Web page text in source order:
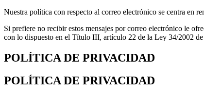
Nuestra política con respecto al correo electrónico se centra en
Si prefiere no recibir estos mensajes por correo electrónico le
con lo dispuesto en el Título III, artículo 22 de la Ley 34/2002
POLÍTICA DE PRIVACIDAD
POLÍTICA DE PRIVACIDAD